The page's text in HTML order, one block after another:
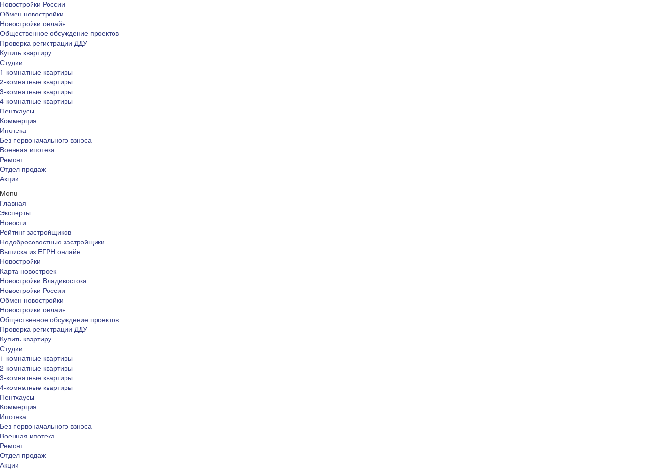
Новостройки России
Обмен новостройки
Новостройки онлайн
Общественное обсуждение проектов
Проверка регистрации ДДУ
Купить квартиру
Студии
1-комнатные квартиры
2-комнатные квартиры
3-комнатные квартиры
4-комнатные квартиры
Пентхаусы
Коммерция
Ипотека
Без первоначального взноса
Военная ипотека
Ремонт
Отдел продаж
Акции
Menu
Главная
Эксперты
Новости
Рейтинг застройщиков
Недобросовестные застройщики
Выписка из ЕГРН онлайн
Новостройки
Карта новостроек
Новостройки Владивостока
Новостройки России
Обмен новостройки
Новостройки онлайн
Общественное обсуждение проектов
Проверка регистрации ДДУ
Купить квартиру
Студии
1-комнатные квартиры
2-комнатные квартиры
3-комнатные квартиры
4-комнатные квартиры
Пентхаусы
Коммерция
Ипотека
Без первоначального взноса
Военная ипотека
Ремонт
Отдел продаж
Акции